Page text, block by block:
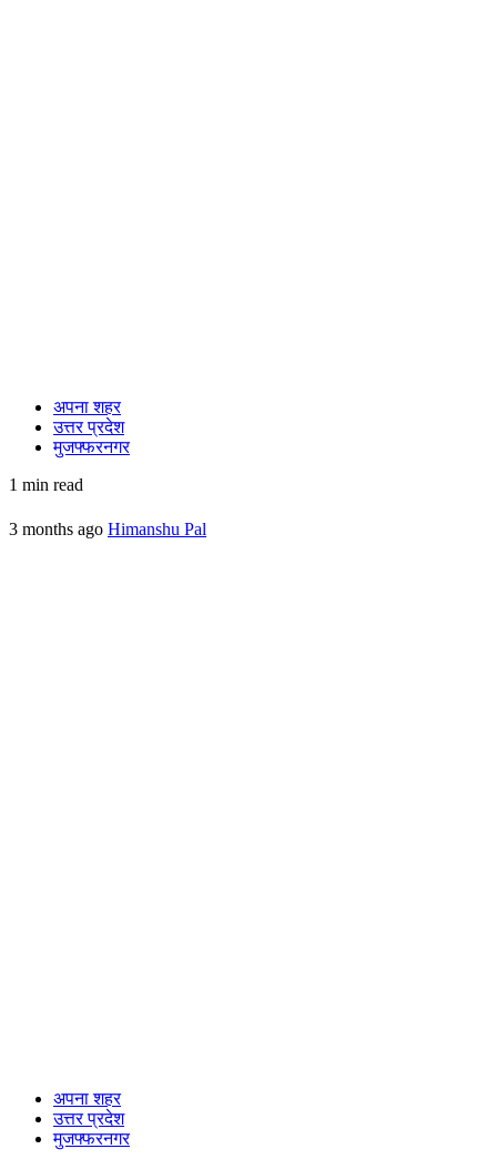
अपना शहर
उत्तर प्रदेश
मुजफ्फरनगर
1 min read
3 months ago Himanshu Pal
अपना शहर
उत्तर प्रदेश
मुजफ्फरनगर